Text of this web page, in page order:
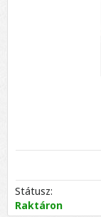
Státusz:
Raktáron